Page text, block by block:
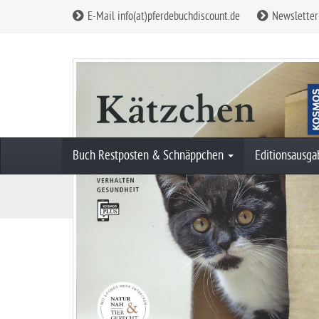
E-Mail info(at)pferdebuchdiscount.de
Buch Restposten & Schnäppchen
S
e
Buch Restposten & Schnäppchen Hunde/